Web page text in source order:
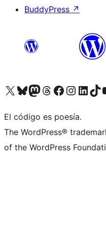
BuddyPress ↗
Visita nuestra cuenta de X (anteriormente Twitter)
Visita nuestra cuenta de Bluesky
Visita nuestra cuenta de Mastodon
Visita nuestra cuenta de Threads
Visita nuestra página de
Visita nuestra cuenta
Visita nuestra
Visita
El código es poesía.
The WordPress®
of the WordPress